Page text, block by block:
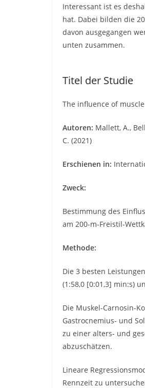
Interessant ist es
hat. Dabei bilden die
davon ausgegangen
unten zusammen.
Titel der Studie
The influence of
Autoren: Mallett, A.,
C. (2021)
Erschienen in:
Zweck:
Bestimmung des
am 200-m-Freistil-
Methode:
Die 3 besten
(1:58,0 [0:01,3] min:s)
Die Muskel-Carnosin-
Gastrocnemius- und
zu einer alters- und
abzuschätzen.
Lineare
Rennzeit zu